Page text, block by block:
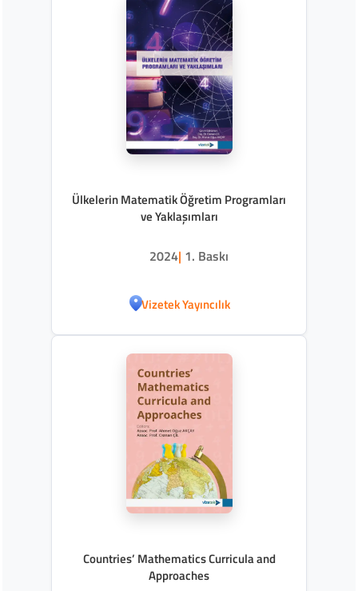
Ülkelerin Matematik Öğretim Programları
ve Yaklaşımları
2024| 1. Baskı
Vizetek Yayıncılık
Countries’ Mathematics Curricula and
Approaches